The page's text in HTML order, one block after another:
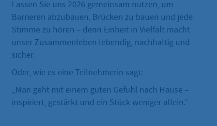
Lassen Sie uns 2026 gemeinsam nutzen, um
Barrieren abzubauen, Brücken zu bauen und jede
Stimme zu hören – denn Einheit in Vielfalt macht
unser Zusammenleben lebendig, nachhaltig und
sicher.
Oder, wie es eine Teilnehmerin sagt:
„Man geht mit einem guten Gefühl nach Hause –
inspiriert, gestärkt und ein Stück weniger allein.“